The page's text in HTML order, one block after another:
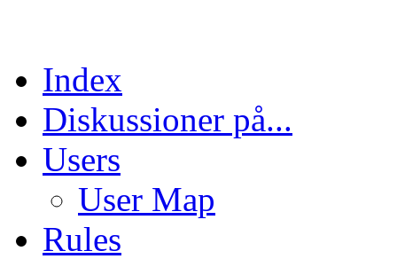
Index
Diskussioner på...
Users
User Map
Rules